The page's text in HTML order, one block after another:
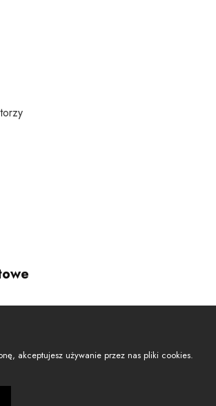
akceptujesz używanie przez nas pliki cookies.